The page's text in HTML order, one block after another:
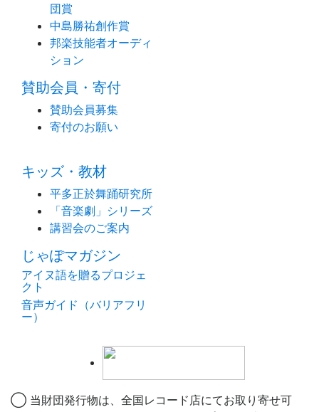
団賞
中島勝祐創作賞
邦楽技能者オーディ
ション
賛助会員・寄付
賛助会員募集
寄付のお願い
キッズ・教材
平多正於舞踊研究所
「音楽劇」シリーズ
講習会のご案内
じゃぽマガジン
アイヌ語を贈るプロジェ
クト
音声ガイド（バリアフリ
ー）
◯ 当財団発行物は、全国レコード店にてお取り寄せ可